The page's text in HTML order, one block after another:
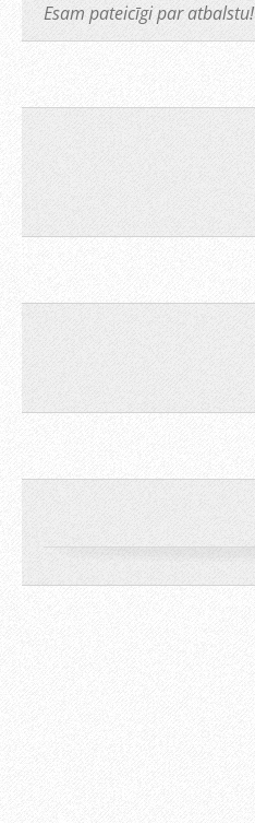
Esam pateicīgi par atbalstu!